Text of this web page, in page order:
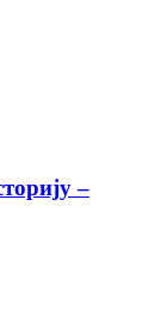
–